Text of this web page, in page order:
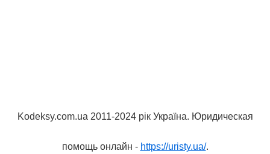
Kodeksy.com.ua 2011-2024 рік Україна. Юридическая
помощь онлайн - https://uristy.ua/.